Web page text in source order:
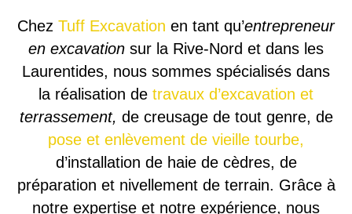
Chez Tuff Excavation en tant qu’entrepreneur
en excavation sur la Rive-Nord et dans les
Laurentides, nous sommes spécialisés dans
la réalisation de travaux d’excavation et
terrassement, de creusage de tout genre, de
pose et enlèvement de vieille tourbe,
d’installation de haie de cèdres, de
préparation et nivellement de terrain. Grâce à
notre expertise et notre expérience, nous